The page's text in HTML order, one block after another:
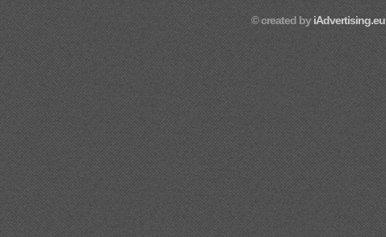
© created byiAdvertising.eu